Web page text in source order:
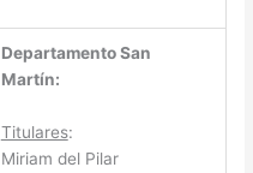
Departamento San
Martín:
Titulares:
Miriam del Pilar